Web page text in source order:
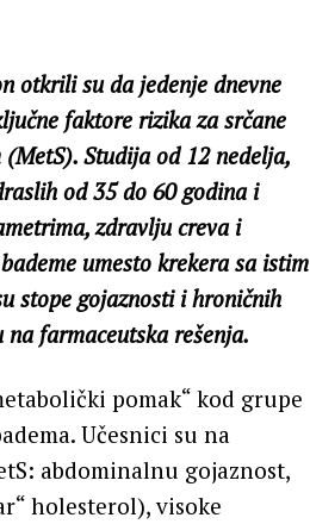
otkrili su da jedenje dnevne
faktore rizika za srčane
Studija od 12 nedelja,
od 35 do 60 godina i
zdravlju creva i
umesto krekerа sa istim
stope gojaznosti i hroničnih
farmaceutska rešenja.
pomak“ kod grupe
Učesnici su na
abdominalnu gojaznost,
holesterol), visoke